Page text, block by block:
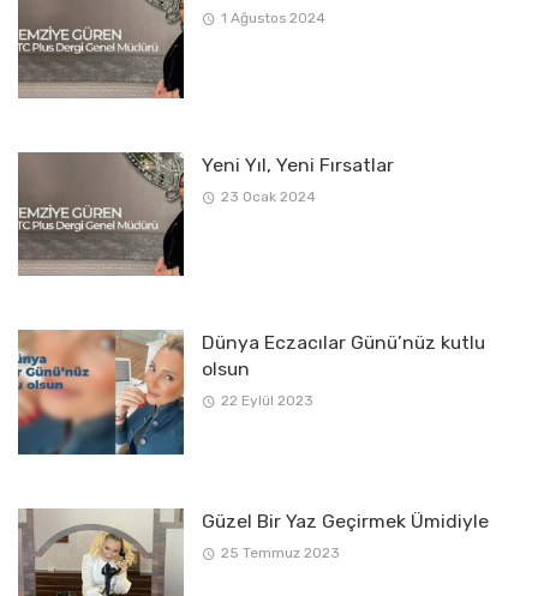
1 Ağustos 2024
Yeni Yıl, Yeni Fırsatlar
23 Ocak 2024
Dünya Eczacılar Günü’nüz kutlu
olsun
22 Eylül 2023
Güzel Bir Yaz Geçirmek Ümidiyle
25 Temmuz 2023